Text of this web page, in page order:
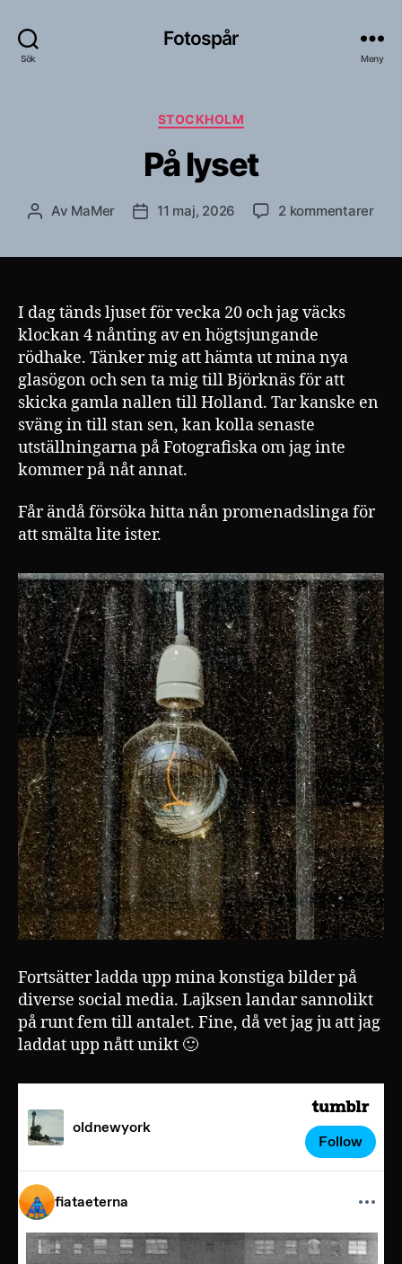
Sök
Fotospår
Meny
Kategorier
STOCKHOLM
På lyset
Inläggsförfattare
Av MaMer Inläggsdatum
11 maj, 2026 2 kommentarertill
I dag tänds ljuset för vecka 20 och jag väcks
klockan 4 nånting av en högtsjungande
rödhake. Tänker mig att hämta ut mina nya
glasögon och sen ta mig till Björknäs för att
skicka gamla nallen till Holland. Tar kanske en
sväng in till stan sen, kan kolla senaste
utställningarna på Fotografiska om jag inte
kommer på nåt annat.
Får ändå försöka hitta nån promenadslinga för
att smälta lite ister.
Fortsätter ladda upp mina konstiga bilder på
diverse social media. Lajksen landar sannolikt
på runt fem till antalet. Fine, då vet jag ju att jag
laddat upp nått unikt 🙂